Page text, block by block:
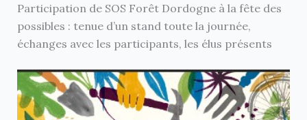
Participation de SOS Forêt Dordogne à la fête des
possibles : tenue d’un stand toute la journée,
échanges avec les participants, les élus présents